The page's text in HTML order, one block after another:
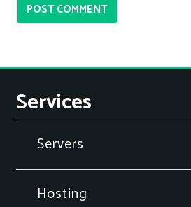
POST COMMENT
Services
Servers
Hosting